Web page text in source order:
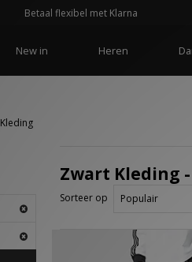
Betaal flexibel met Klarna
New in Heren
Kleding
Zwart Kleding
Sorteer op